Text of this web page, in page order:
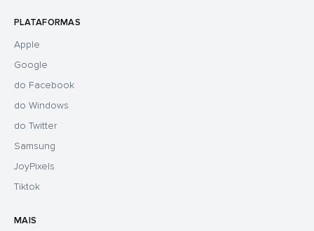
PLATAFORMAS
Apple
Google
do Facebook
do Windows
do Twitter
Samsung
JoyPixels
Tiktok
MAIS